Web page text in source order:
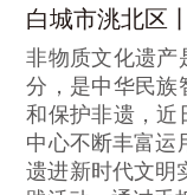
白城市洮北区
非物质文化遗产
分，是中华民族
和保护非遗，近
中心不断丰富运
遗进新时代文明